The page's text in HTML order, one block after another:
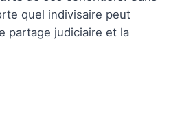
quel indivisaire peut
partage judiciaire et la